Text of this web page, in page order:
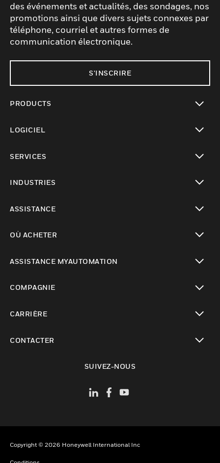
des événements et actualités, des sondages, nos
promotions ainsi que divers sujets connexes par
téléphone, courriel et autres formes de
communication électronique.
S'INSCRIRE
PRODUCTS
LOGICIEL
SERVICES
INDUSTRIES
ASSISTANCE
OÙ ACHETER
ASSISTANCE MYAUTOMATION
COMPAGNIE
CARRIÈRE
CONTACTER
SUIVEZ-NOUS
Copyright © 2026 Honeywell International Inc